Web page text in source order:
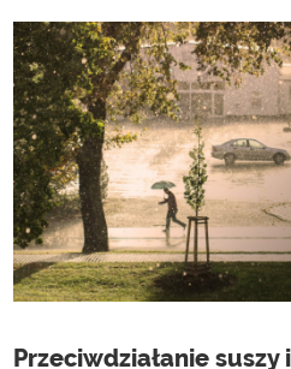
Przeciwdziałanie suszy